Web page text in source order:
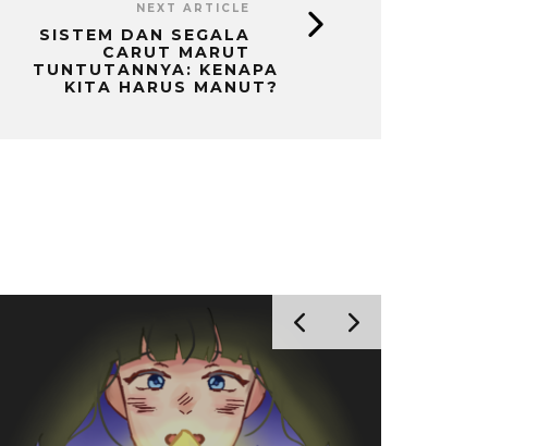
NEXT ARTICLE
SISTEM DAN SEGALA
CARUT MARUT
TUNTUTANNYA: KENAPA
KITA HARUS MANUT?